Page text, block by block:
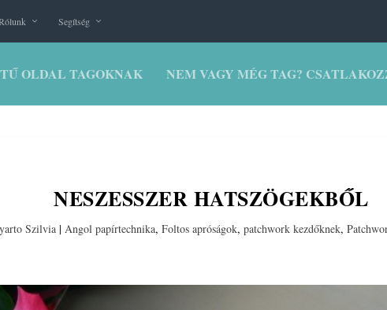
Segítség
OLDAL TAGOKNAK NEM VAGY MÉG TAG?
NESZESSZER HATSZÖGEKBŐL
Szilvia| Angol papírtechnika, Foltos apróságok, patchwork kezdőknek,